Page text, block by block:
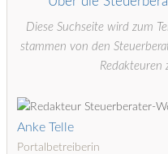
Diese Suchseite wird zum
stammen von den
Redakteuren
Anke Telle
Portalbetreiberin